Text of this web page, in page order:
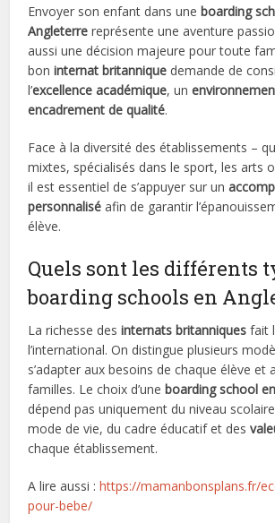
Envoyer son enfant dans uneboarding
Angleterre représente une aventure
aussi une décision majeure pour toute
boninternat britannique demande de
l’excellence académique, un
encadrement de qualité.
Face à la diversité des établissements –
mixtes, spécialisés dans le sport, les arts
il est essentiel de s’appuyer sur un
personnalisé afin de garantir
élève.
Quels sont les différents
boarding schools en
La richesse desinternats britanniques fait
l’international. On distingue plusieurs
s’adapter aux besoins de chaque élève et
familles. Le choix d’uneboarding school
dépend pas uniquement du niveau
mode de vie, du cadre éducatif et des
chaque établissement.
A lire aussi :https://mamanbonsplans.fr/
pour-bebe/